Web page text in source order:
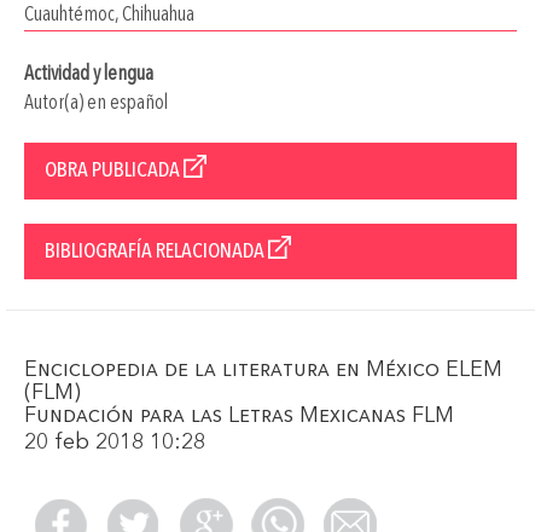
Cuauhtémoc, Chihuahua
Actividad y lengua
Autor(a) en español
OBRA PUBLICADA
BIBLIOGRAFÍA RELACIONADA
Enciclopedia de la literatura en México ELEM
(FLM)
Fundación para las Letras Mexicanas FLM
20 feb 2018 10:28